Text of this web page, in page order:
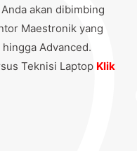
akan dibimbing
Maestronik yang
Advanced.
Teknisi Laptop Klik